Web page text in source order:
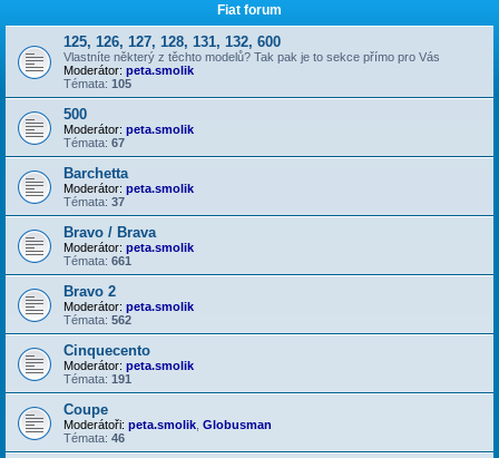
Fiat forum
125, 126, 127, 128, 131, 132, 600
Vlastníte některý z těchto modelů? Tak pak je to sekce přímo pro Vás
Moderátor: peta.smolik
Témata: 105
500
Moderátor: peta.smolik
Témata: 67
Barchetta
Moderátor: peta.smolik
Témata: 37
Bravo / Brava
Moderátor: peta.smolik
Témata: 661
Bravo 2
Moderátor: peta.smolik
Témata: 562
Cinquecento
Moderátor: peta.smolik
Témata: 191
Coupe
Moderátoři: peta.smolik Globusman
Témata: 46